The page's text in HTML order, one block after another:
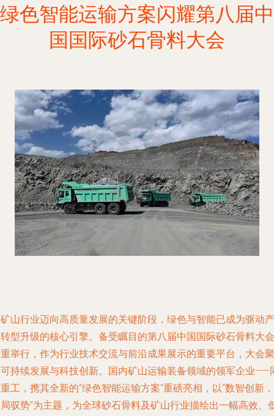
绿色智能运输方案闪耀第八届中
国国际砂石骨料大会
山行业迈向高质量发展的关键阶段，绿色与智能已成为驱动产
型升级的核心引擎。备受瞩目的第八届中国国际砂石骨料大会
举行，作为行业技术交流与前沿成果展示的重要平台，大会聚
持续发展与科技创新。国内矿山运输装备领域的领军企业——
工，携其全新的“绿色智能运输方案”重磅亮相，以“数智创新，
驭势”为主题，为全球砂石骨料及矿山行业描绘出一幅高效、